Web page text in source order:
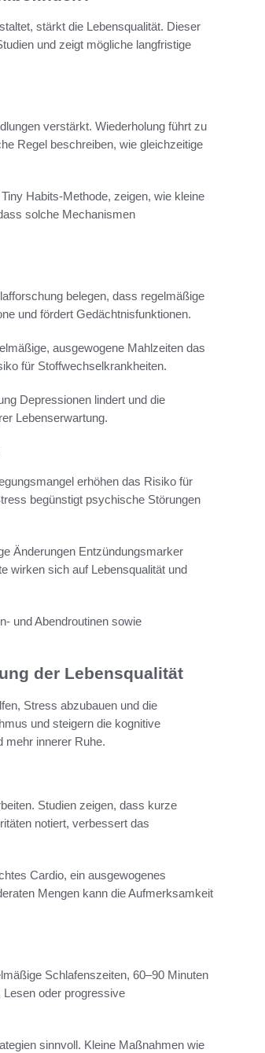
stärkt die Lebensqualität. Dieser
und zeigt mögliche langfristige
verstärkt. Wiederholung führt zu
Regel beschreiben, wie gleichzeitige
Habits-Methode, zeigen, wie kleine
solche Mechanismen
belegen, dass regelmäßige
und fördert Gedächtnisfunktionen.
ausgewogene Mahlzeiten das
für Stoffwechselkrankheiten.
Depressionen lindert und die
Lebenserwartung.
erhöhen das Risiko für
begünstigt psychische Störungen
Änderungen Entzündungsmarker
wirken sich auf Lebensqualität und
und Abendroutinen sowie
der Lebensqualität
Stress abzubauen und die
und steigern die kognitive
mehr innerer Ruhe.
Studien zeigen, dass kurze
notiert, verbessert das
Cardio, ein ausgewogenes
Mengen kann die Aufmerksamkeit
Schlafenszeiten, 60–90 Minuten
Lesen oder progressive
sinnvoll. Kleine Maßnahmen wie